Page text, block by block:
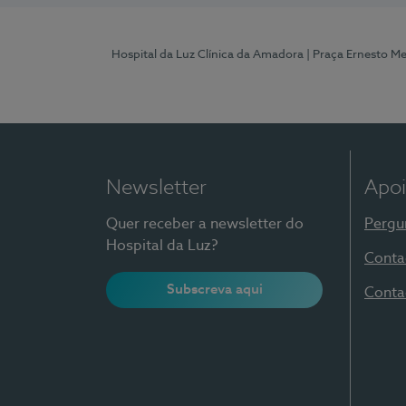
Hospital da Luz Clínica da Amadora | Praça Ernesto
Newsletter
Quer receber a newsletter do
Hospital da Luz?
Subscreva aqui